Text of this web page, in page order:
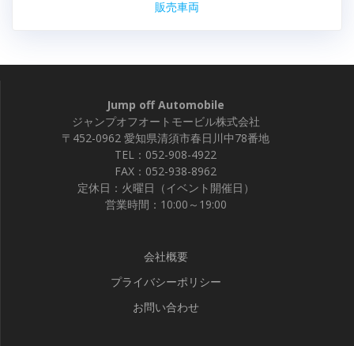
販売車両
Jump off Automobile
ジャンプオフオートモービル株式会社
〒452-0962 愛知県清須市春日川中78番地
TEL：052-908-4922
FAX：052-938-8962
定休日：火曜日（イベント開催日）
営業時間：10:00～19:00
会社概要
プライバシーポリシー
お問い合わせ